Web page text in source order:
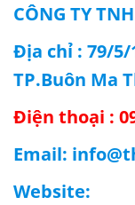
CÔNG TY
Địa chỉ : 79/5/
TP.Buôn Ma
Điện thoại :
Email:
Website: